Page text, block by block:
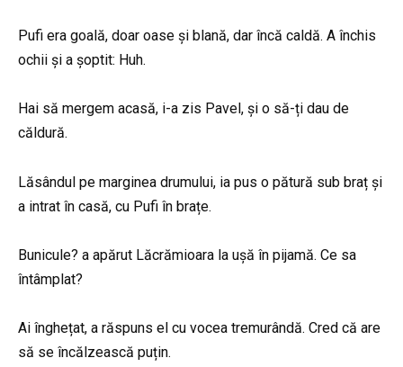
Pufi era goală, doar oase și blană, dar încă caldă. A închis
ochii și a șoptit: Huh.
Hai să mergem acasă, i-a zis Pavel, și o să-ți dau de
căldură.
Lăsândul pe marginea drumului, ia pus o pătură sub braț și
a intrat în casă, cu Pufi în brațe.
Bunicule? a apărut Lăcrămioara la ușă în pijamă. Ce sa
întâmplat?
Ai înghețat, a răspuns el cu vocea tremurândă. Cred că are
să se încălzească puțin.